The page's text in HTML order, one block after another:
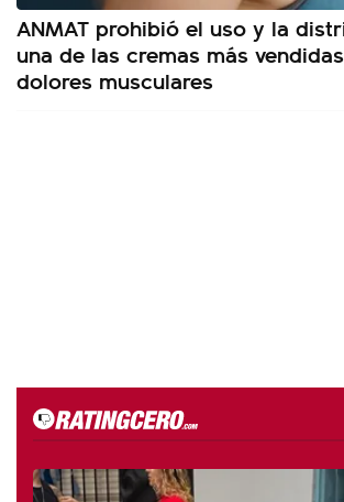
ANMAT prohibió el uso y la
una de las cremas más
dolores musculares